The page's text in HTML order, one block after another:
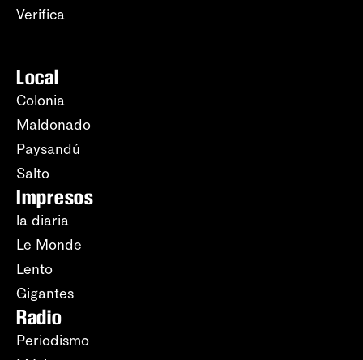
Verifica
Local
Colonia
Maldonado
Paysandú
Salto
Impresos
la diaria
Le Monde
Lento
Gigantes
Radio
Periodismo